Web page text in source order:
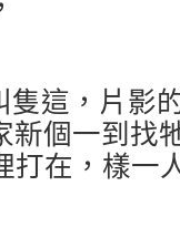
隻這，片影
新個一到找
打在，樣一